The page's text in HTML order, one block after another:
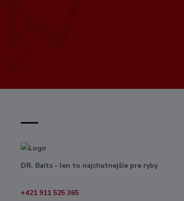
DR. Baits - len to najchutnejšie pre ryby
+421 911 525 365